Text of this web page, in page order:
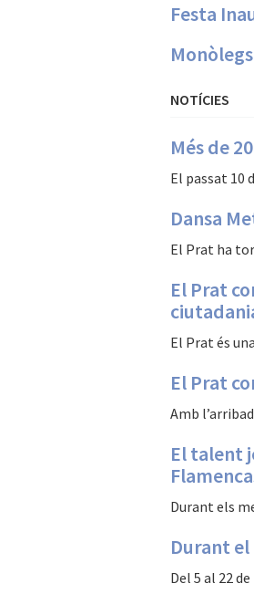
Festa
NOTÍCIES
Més de
El passat 10
Dansa
El Prat ha
El Prat
El Prat és
El Prat
Amb
El talent
Durant els
Durant
Del 5 al 22